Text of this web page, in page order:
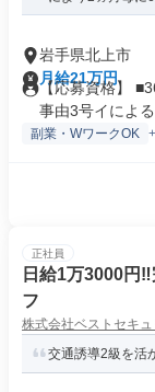
岩手県北上市
月給21万円
【応募資格】
事由3号イによる
副業・WワークOK
正社員
日給1万3000円
フ
株式会社ベストセキュ
交通誘導2級を活